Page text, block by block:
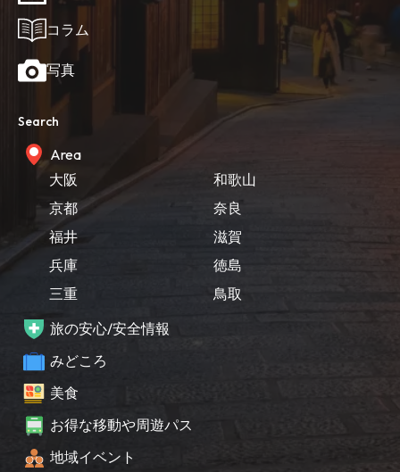
コラム
写真
Search
Area
大阪
京都
福井
兵庫
三重
和歌山
奈良
滋賀
徳島
鳥取
旅の安心/安全情報
みどころ
美食
お得な移動や周遊パス
地域イベント